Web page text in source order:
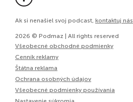
Ak si nenašiel svoj podcast, kontaktuj nás
2026 © Podmaz | All rights reserved
Všeobecné obchodné podmienky
Cenník reklamy
Štátna reklama
Ochrana osobných údajov
Všeobecné podmienky používania